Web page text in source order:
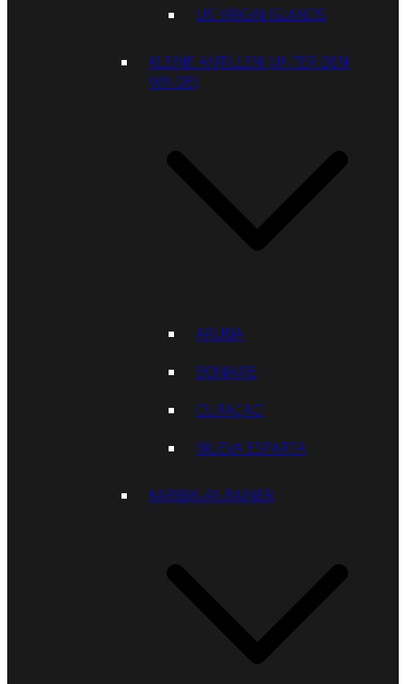
US VIRGIN ISLANDS
KLEINE ANTILLEN (UNTER DEN
WINDE)
ARUBA
BONAIRE
CURAÇAO
NUEVA ESPARTA
KARIBIK-ANRAINER